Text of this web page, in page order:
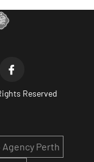
Reserved
Agency Perth